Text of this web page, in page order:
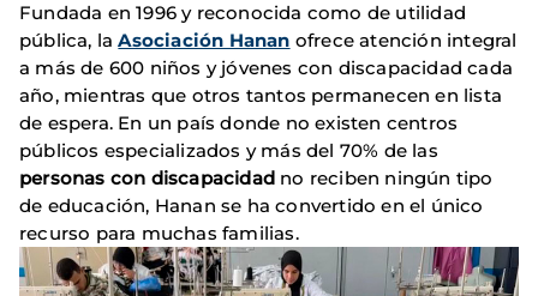
Fundada en 1996 y reconocida como de utilidad
pública, laAsociación Hanan ofrece atención integral
a más de 600 niños y jóvenes con discapacidad cada
año, mientras que otros tantos permanecen en lista
de espera. En un país donde no existen centros
públicos especializados y más del 70% de las
personas con discapacidad no reciben ningún tipo
de educación, Hanan se ha convertido en el único
recurso para muchas familias.